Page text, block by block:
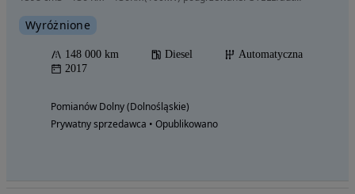
Wyróżnione
148 000 km Diesel
Automatyczna
2017
Pomianów Dolny (Dolnośląskie)
Prywatny sprzedawca • Opublikowano